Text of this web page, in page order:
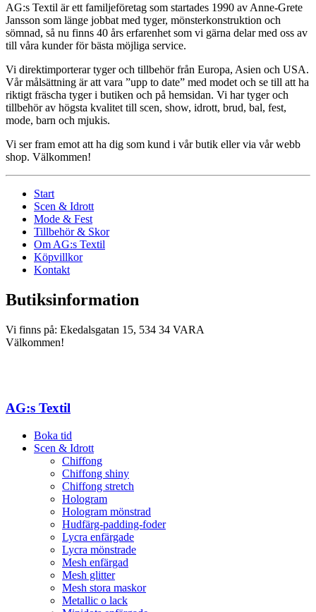
AG:s Textil är ett familjeföretag som startades 1990 av Anne-Grete
Jansson som länge jobbat med tyger, mönsterkonstruktion och
sömnad, så nu finns 40 års erfarenhet som vi gärna delar med oss av
till våra kunder för bästa möjliga service.
Vi direktimporterar tyger och tillbehör från Europa, Asien och USA.
Vår målsättning är att vara ”upp to date” med modet och se till att ha
riktigt fräscha tyger i butiken och på hemsidan. Vi har tyger och
tillbehör av högsta kvalitet till scen, show, idrott, brud, bal, fest,
mode, barn och mjukis.
Vi ser fram emot att ha dig som kund i vår butik eller via vår webb
shop. Välkommen!
Start
Scen & Idrott
Mode & Fest
Tillbehör & Skor
Om AG:s Textil
Köpvillkor
Kontakt
Butiksinformation
Vi finns på: Ekedalsgatan 15, 534 34 VARA
Välkommen!
AG:s Textil
Boka tid
Scen & Idrott
Chiffong
Chiffong shiny
Chiffong stretch
Hologram
Hologram mönstrad
Hudfärg-padding-foder
Lycra enfärgade
Lycra mönstrade
Mesh enfärgad
Mesh glitter
Mesh stora maskor
Metallic o lack